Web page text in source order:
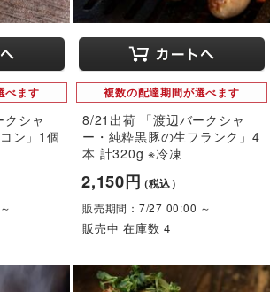
べます
シャ
ン」1個
複数の配達期間が選べます
8/21出荷 「渡辺バークシャ
ー・純粋黒豚の生フランク」4
本 計320g ※冷凍
2,150円（税込）
販売期間：7/27 00:00 ～
販売中 在庫数 4